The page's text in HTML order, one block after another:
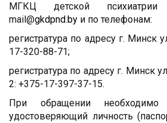
МГКЦ детской психиатрии
mail@gkdpnd.by и по телефонам:
регистратура по адресу г. Минск
17-320-88-71;
регистратура по адресу г. Минск
2: +375-17-397-37-15.
При обращении необходимо
удостоверяющий личность